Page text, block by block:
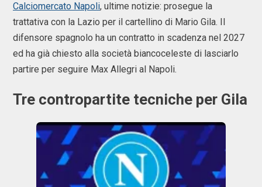
Calciomercato Napoli, ultime notizie: prosegue la
trattativa con la Lazio per il cartellino di Mario Gila. Il
difensore spagnolo ha un contratto in scadenza nel 2027
ed ha già chiesto alla società biancoceleste di lasciarlo
partire per seguire Max Allegri al Napoli.
Tre contropartite tecniche per Gila